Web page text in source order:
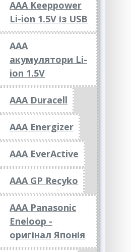
AAA Keeppower
Li-ion 1.5V із USB
ААА
акумулятори Li-
ion 1.5V
AAA Duracell
AAA Energizer
AAA EverActive
AAA GP Recyko
AAA Panasonic
Eneloop -
оригінал Японія